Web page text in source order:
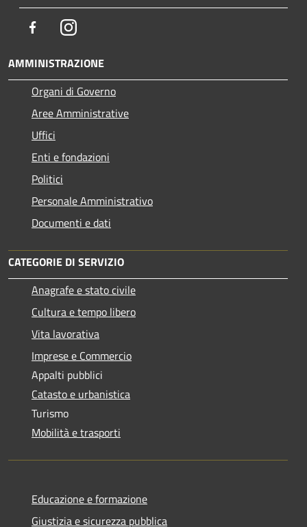
FacebookInstagram
AMMINISTRAZIONE
Organi di Governo
Aree Amministrative
Uffici
Enti e fondazioni
Politici
Personale Amministrativo
Documenti e dati
CATEGORIE DI SERVIZIO
Anagrafe e stato civile
Cultura e tempo libero
Vita lavorativa
Imprese e Commercio
Appalti pubblici
Catasto e urbanistica
Turismo
Mobilità e trasporti
Educazione e formazione
Giustizia e sicurezza pubblica